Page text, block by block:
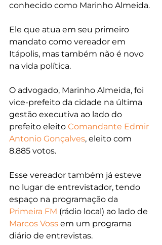
conhecido como Marinho Almeida.
Ele que atua em seu primeiro
mandato como vereador em
Itápolis, mas também não é novo
na vida política.
O advogado, Marinho Almeida, foi
vice-prefeito da cidade na última
gestão executiva ao lado do
prefeito eleito Comandante Edmir
Antonio Gonçalves, eleito com
8.885 votos.
Esse vereador também já esteve
no lugar de entrevistador, tendo
espaço na programação da
Primeira FM (rádio local) ao lado de
Marcos Voss em um programa
diário de entrevistas.